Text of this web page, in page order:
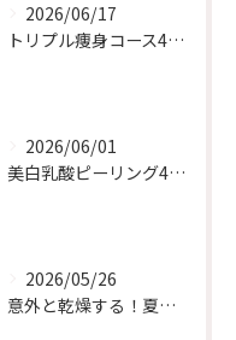
2026/06/17
トリプル痩身コース4回の変化【安佐南区/エステ/ダイエット】
2026/06/01
美白乳酸ピーリング4回❄️【安佐南区/スノーピール/シミケア...
2026/05/26
意外と乾燥する！夏のリップケア【安佐南区エステ/ハーブピーリ...